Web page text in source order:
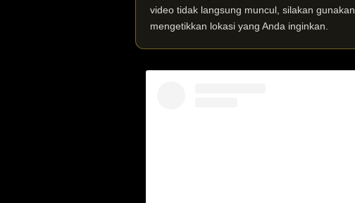
video tidak langsung muncul, silakan gunakan
mengetikkan lokasi yang Anda inginkan.